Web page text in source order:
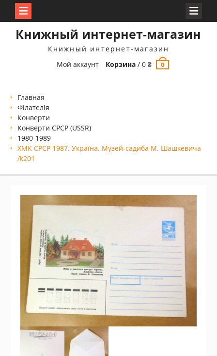
Книжный интернет-магазин
Книжный интернет-магазин
Мой аккаунт
Корзина /0₴ 0
Главная
Філателія
Конверти
Конверти СРСР (USSR)
1980-1989
ХМК СРСР 1987. Україна. Музей-садиба М. Шашкевича
/k201